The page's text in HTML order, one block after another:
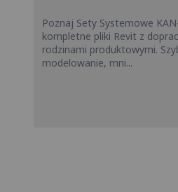
Poznaj Sety Systemowe
kompletne pliki Revit z
rodzinami produktowymi.
modelowanie, mni...